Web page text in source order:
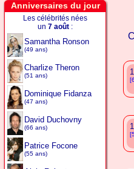
Anniversaires du jour
Les célébrités nées
un 7 août :
Samantha Ronson
(49 ans)
Charlize Theron
(51 ans)
Dominique Fidanza
(47 ans)
David Duchovny
(66 ans)
Patrice Focone
(55 ans)